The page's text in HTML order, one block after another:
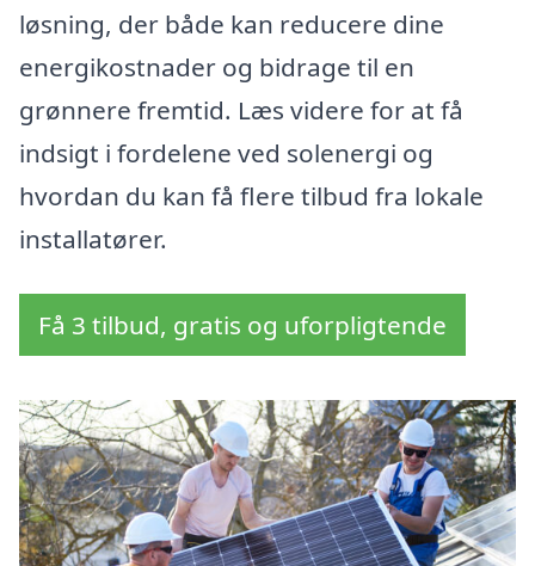
løsning, der både kan reducere dine
energikostnader og bidrage til en
grønnere fremtid. Læs videre for at få
indsigt i fordelene ved solenergi og
hvordan du kan få flere tilbud fra lokale
installatører.
Få 3 tilbud, gratis og uforpligtende